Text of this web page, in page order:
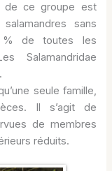
de ce groupe est
sans
% de toutes les
Salamandridae
seule famille,
Il s’agit de
de membres
réduits.